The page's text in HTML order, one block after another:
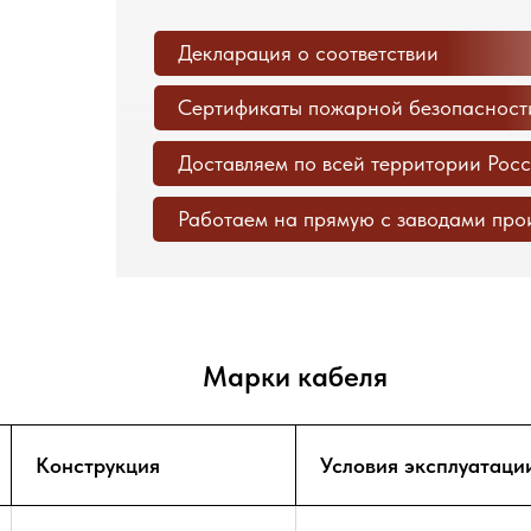
Доставляем по всей территории
Работаем на прямую с заводами
Сертификаты пожарной
Декларация о соответствии
Марки кабеля
Конструкция Условия